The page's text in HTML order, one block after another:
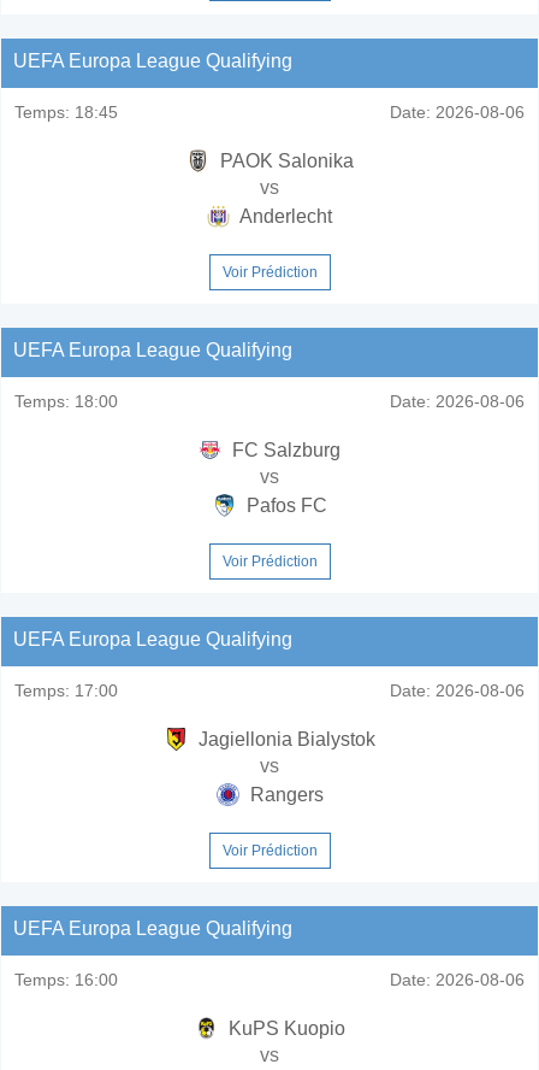
UEFA Europa League Qualifying
Temps: 18:45 Date: 2026-08-06
PAOK Salonika
vs
Anderlecht
Voir Prédiction
UEFA Europa League Qualifying
Temps: 18:00 Date: 2026-08-06
FC Salzburg
vs
Pafos FC
Voir Prédiction
UEFA Europa League Qualifying
Temps: 17:00 Date: 2026-08-06
Jagiellonia Bialystok
vs
Rangers
Voir Prédiction
UEFA Europa League Qualifying
Temps: 16:00 Date: 2026-08-06
KuPS Kuopio
vs